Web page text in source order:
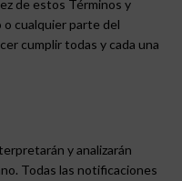
de estos Términos y
cualquier parte del
cumplir todas y cada una
y analizarán
Todas las notificaciones